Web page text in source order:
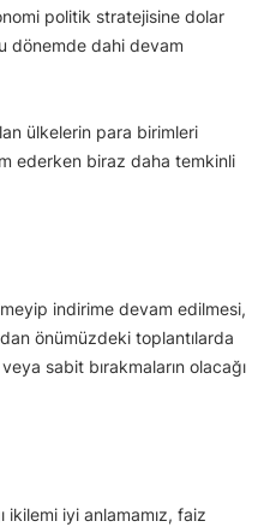
politik stratejisine dolar
dönemde dahi devam
ülkelerin para birimleri
ederken biraz daha temkinli
indirime devam edilmesi,
önümüzdeki toplantılarda
sabit bırakmaların olacağı
ikilemi iyi anlamamız, faiz